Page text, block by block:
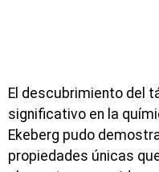
El descubrimiento del
significativo en la
Ekeberg pudo
propiedades únicas